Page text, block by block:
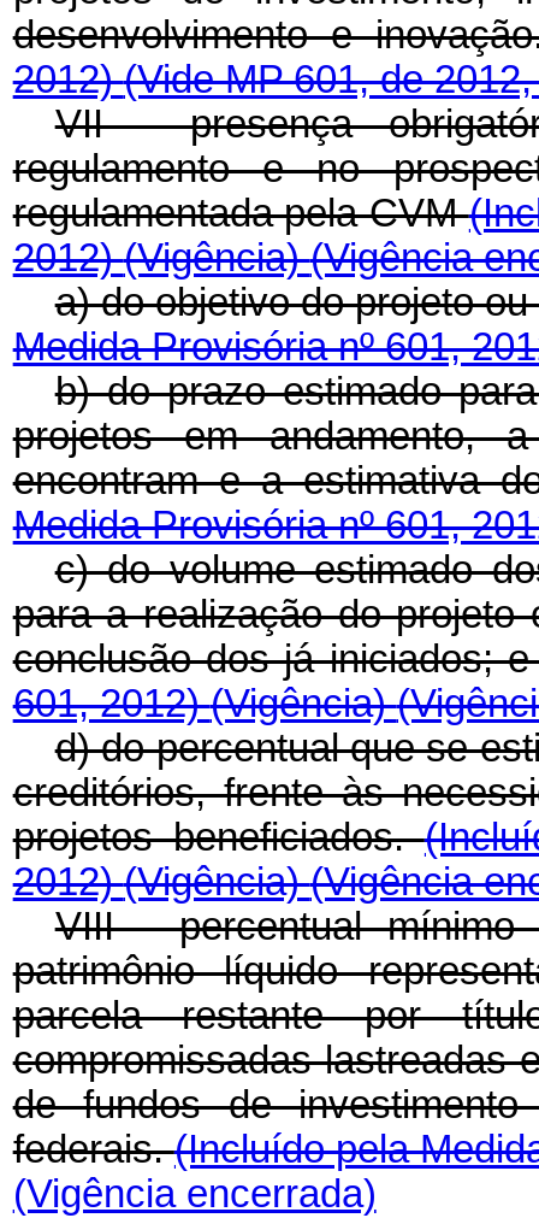
desenvolvimento e
2012)(Vide MP 601, de
VII - presença
regulamento e no
regulamentada pela CVM
2012)(Vigência)(Vigência
a) do objetivo do projeto
Medida Provisória nº 601,
b) do prazo estimado
projetos em andamento,
encontram e a estimativa
Medida Provisória nº 601,
c) do volume estimado
para a realização do
conclusão dos já iniciados;
601, 2012)(Vigência)
d) do percentual que se
creditórios, frente às
projetos beneficiados.
2012)(Vigência)(Vigência
VIII - percentual
patrimônio líquido
parcela restante por
compromissadas lastreadas
de fundos de
federais.(Incluído pela
(Vigência encerrada)